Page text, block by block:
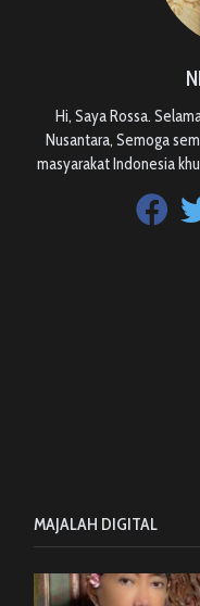
Hi, Saya Rossa.
Nusantara, Semoga
masyarakat Indonesia
MAJALAH DIGITAL